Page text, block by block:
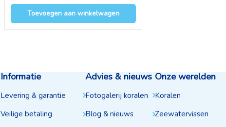
Toevoegen aan winkelwagen
Informatie
Levering & garantie
Veilige betaling
Advies & nieuws
Fotogalerij koralen
Blog & nieuws
Onze werelden
Koralen
Zeewatervissen